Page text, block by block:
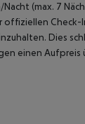
(max. 7
Dies
einen Aufpreis